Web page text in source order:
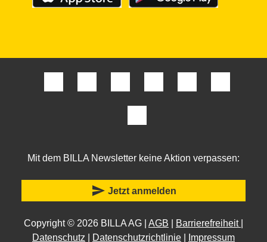
Mit dem BILLA Newsletter keine Aktion verpassen:
send Jetzt anmelden
Copyright © 2026 BILLA AG | AGB Barrierefreiheit
Datenschutz
Datenschutzrichtlinie Impressum